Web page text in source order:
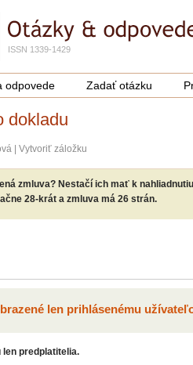
ISSN 1339-1429
odpovede Zadať otázku
dokladu
Vytvoriť záložku
zmluva? Nestačí ich mať k
28-krát a zmluva má 26 strán.
len prihlásenému
len predplatitelia.